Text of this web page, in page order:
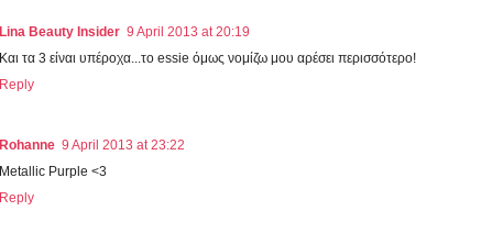
Lina Beauty Insider 9 April 2013 at 20:19
Kαι τα 3 είναι υπέροχα...το essie όμως νομίζω μου αρέσει περισσότερο!
Reply
Rohanne 9 April 2013 at 23:22
Metallic Purple <3
Reply